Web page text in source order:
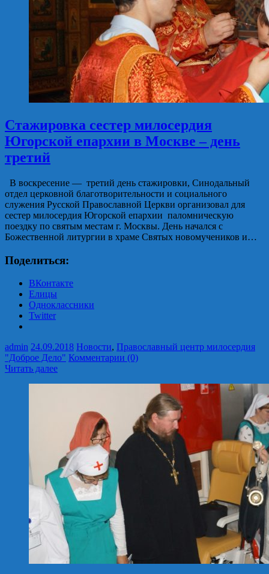
Стажировка сестер милосердия
Югорской епархии в Москве – день
третий
В воскресение — третий день стажировки, Синодальный
отдел церковной благотворительности и социального
служения Русской Православной Церкви организовал для
сестер милосердия Югорской епархии паломническую
поездку по святым местам г. Москвы. День начался с
Божественной литургии в храме Святых новомучеников и…
Поделиться:
ВКонтакте
Елицы
Одноклассники
Twitter
admin 24.09.2018 Новости, Православный центр милосердия
"Доброе Дело" Комментарии (0)
Читать далее